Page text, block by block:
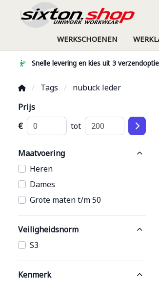
WERKSCHOENEN
Snelle levering en kies uit 3
Tags
nubuck leder
Prijs
€
tot
Maatvoering
Heren
Dames
Grote maten t/m 50
Veiligheidsnorm
S3
Kenmerk